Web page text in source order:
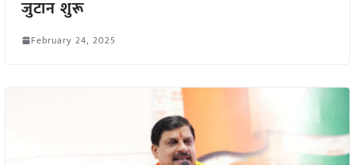
जुटान शुरू
February 24, 2025